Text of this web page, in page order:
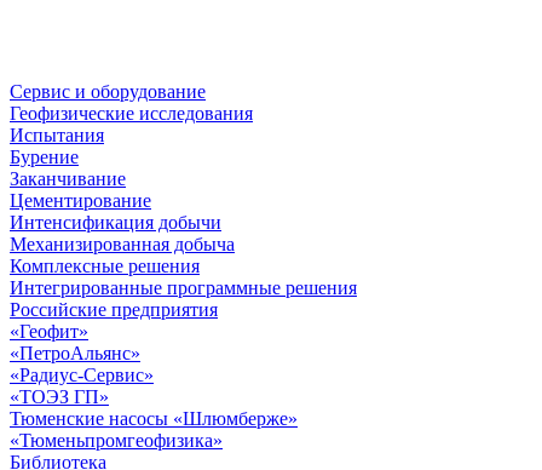
Сервис и оборудование
Геофизические исследования
Испытания
Бурение
Заканчивание
Цементирование
Интенсификация добычи
Механизированная добыча
Комплексные решения
Интегрированные программные решения
Российские предприятия
«Геофит»
«ПетроАльянс»
«Радиус-Сервис»
«ТОЭЗ ГП»
Тюменские насосы «Шлюмберже»
«Тюменьпромгеофизика»
Библиотека